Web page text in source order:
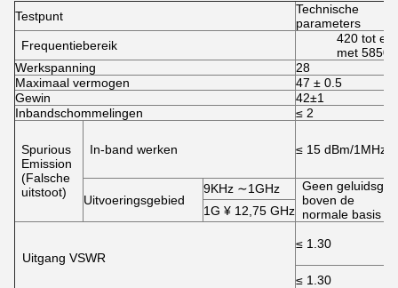
Testpunt
Technische
parameters
Frequentiebereik
420 tot en
met 5850
Werkspanning
28
Maximaal vermogen
47 ± 0.5
Gewin
42±1
Inbandschommelingen
≤ 2
Spurious
Emission
(Falsche
uitstoot)
In-band werken ≤ 15 dBm/1MHz
Uitvoeringsgebied
9KHz ∼1GHz
Geen geluidsgolf
boven de
normale basis
1G ¥ 12,75 GHz
Uitgang VSWR
≤ 1.30
≤ 1.30